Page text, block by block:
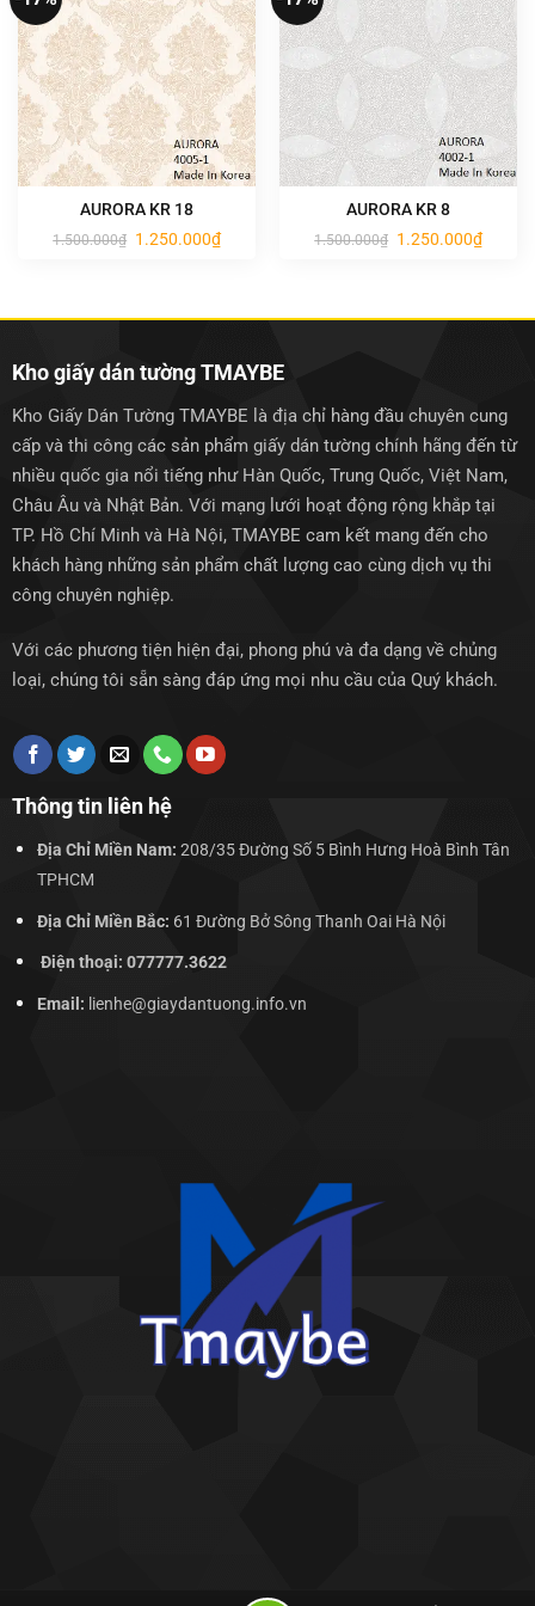
AURORA KR 18
1.500.000₫ Giá
gốc
1.250.000₫Giá
hiện
AURORA KR 8
1.500.000₫ Giá
gốc
1.250.000₫Giá
hiện
Kho giấy dán tường TMAYBE
Kho Giấy Dán Tường TMAYBE là địa chỉ hàng đầu chuyên cung
cấp và thi công các sản phẩm giấy dán tường chính hãng đến từ
nhiều quốc gia nổi tiếng như Hàn Quốc, Trung Quốc, Việt Nam,
Châu Âu và Nhật Bản. Với mạng lưới hoạt động rộng khắp tại
TP. Hồ Chí Minh và Hà Nội, TMAYBE cam kết mang đến cho
khách hàng những sản phẩm chất lượng cao cùng dịch vụ thi
công chuyên nghiệp.
Với các phương tiện hiện đại, phong phú và đa dạng về chủng
loại, chúng tôi sẵn sàng đáp ứng mọi nhu cầu của Quý khách.
Thông tin liên hệ
Địa Chỉ Miền Nam: 208/35 Đường Số 5 Bình Hưng Hoà Bình Tân
TPHCM
Địa Chỉ Miền Bắc: 61 Đường Bở Sông Thanh Oai Hà Nội
Điện thoại: 077777.3622
Email: lienhe@giaydantuong.info.vn